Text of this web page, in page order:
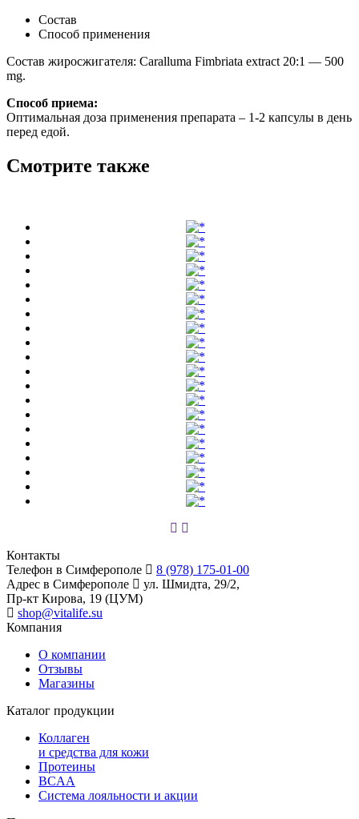
Состав
Способ применения
Состав жиросжигателя: Caralluma Fimbriata extract 20:1 — 500
mg.
Способ приема:
Оптимальная доза применения препарата – 1-2 капсулы в день
перед едой.
Смотрите также
Контакты
Телефон в Симферополе
8 (978) 175-01-00
Адрес в Симферополе
ул. Шмидта, 29/2,
Пр-кт Кирова, 19 (ЦУМ)
shop@vitalife.su
Компания
О компании
Отзывы
Магазины
Каталог продукции
Коллаген
и средства для кожи
Протеины
BCAA
Система лояльности и акции